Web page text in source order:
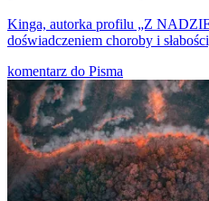
Kinga, autorka profilu „Z
doświadczeniem choroby i
komentarz do Pisma